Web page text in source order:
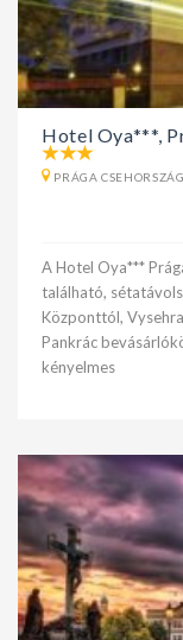
Hotel Oya***,
PRÁGA CSEHORSZÁG
A Hotel Oya***
található,
Központtól,
Pankrác
kényelmes